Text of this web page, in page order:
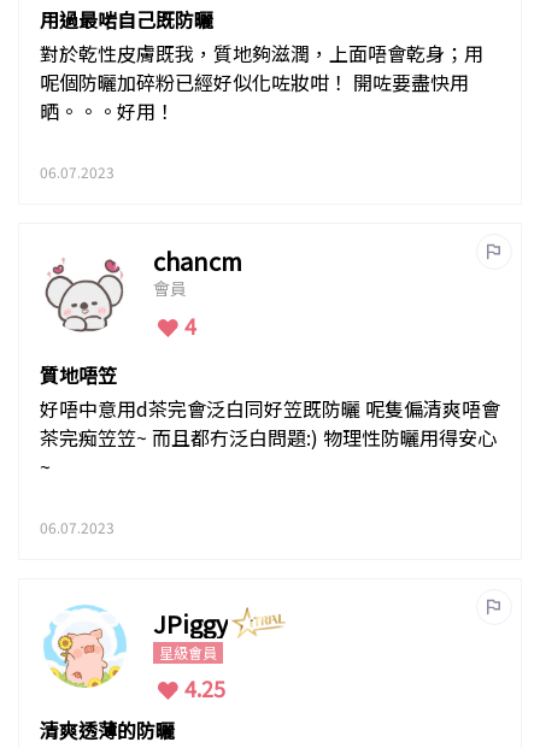
用過最啱自己既防曬
對於乾性皮膚既我，質地夠滋潤，上面唔會乾身；用
呢個防曬加碎粉已經好似化咗妝咁！ 開咗要盡快用
晒。。。好用！
06.07.2023
chancm
會員
4
質地唔笠
好唔中意用d茶完會泛白同好笠既防曬 呢隻偏清爽唔會
茶完痴笠笠~ 而且都冇泛白問題:) 物理性防曬用得安心
~
06.07.2023
JPiggy
星級會員
4.25
清爽透薄的防曬